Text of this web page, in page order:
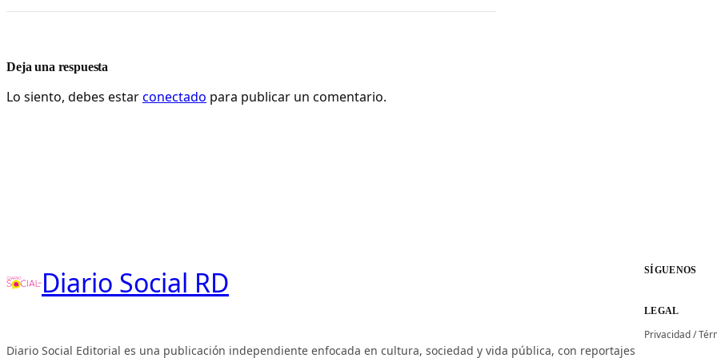
Deja una respuesta
Lo siento, debes estarconectado para publicar un comentario.
Diario Social RD
Diario Social Editorial es una publicación independiente enfocada en cultura, sociedad y vida pública, con reportajes
SÍGUENOS
LEGAL
Privacidad/